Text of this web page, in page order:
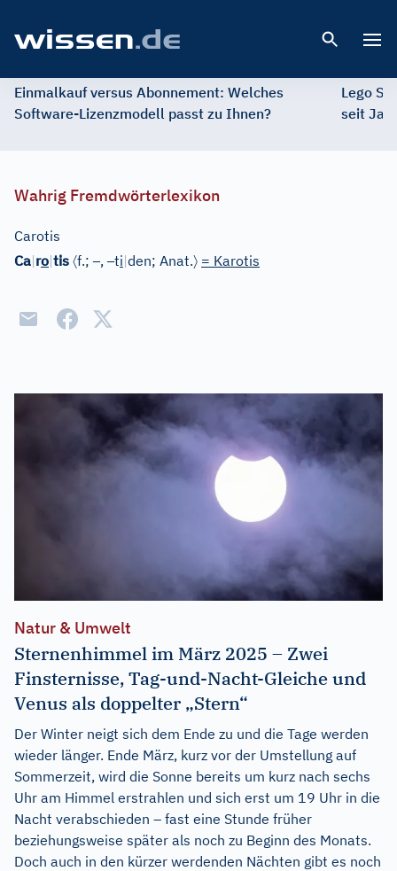
Einmalkauf versus Abonnement: Welches
Software-Lizenzmodell passt zu Ihnen?
Lego
seit
Wahrig Fremdwörterlexikon
Carotis
Ca|ro|tis 〈f.;–,–ti|den; Anat.〉 = Karotis
Natur & Umwelt
Sternenhimmel im März 2025 – Zwei
Finsternisse, Tag-und-Nacht-Gleiche und
Venus als doppelter „Stern“
Der Winter neigt sich dem Ende zu und die Tage werden
wieder länger. Ende März, kurz vor der Umstellung auf
Sommerzeit, wird die Sonne bereits um kurz nach sechs
Uhr am Himmel erstrahlen und sich erst um 19 Uhr in die
Nacht verabschieden – fast eine Stunde früher
beziehungsweise später als noch zu Beginn des Monats.
Doch auch in den kürzer werdenden Nächten gibt es noch